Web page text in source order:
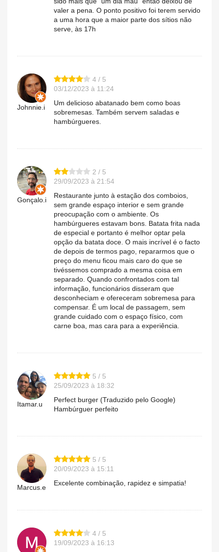
valer a pena. O ponto positivo foi terem servido
a uma hora que a maior parte dos sítios não
serve, às 17h
Johnnie.i
4 / 5
03/12/2023 à 11:24
Um delicioso abatanado bem como boas
sobremesas. Também servem saladas e
hambúrgueres.
Gonçalo.i
2 / 5
29/09/2023 à 21:54
Restaurante junto à estação dos comboios,
sem grande espaço interior e sem grande
preocupação com o ambiente. Os
hambúrgueres estavam bons. Batata frita nada
de especial e portanto é melhor optar pela
opção da batata doce. O mais incrível é o facto
de depois de termos pago, repararmos que o
preço do menu ficou mais caro do que se
tivéssemos comprado a mesma coisa em
separado. Quando confrontados com tal
informação, funcionários disseram que
desconheciam e ofereceram sobremesa para
compensar. É um local de passagem, sem
grande cuidado com o espaço físico, com
carne boa, mas cara para a experiência.
Itamar.u
5 / 5
25/09/2023 à 18:32
Perfect burger (Traduzido pelo Google)
Hambúrguer perfeito
Marcus.e
5 / 5
20/09/2023 à 15:11
Excelente combinação, rapidez e simpatia!
4 / 5
19/09/2023 à 16:13